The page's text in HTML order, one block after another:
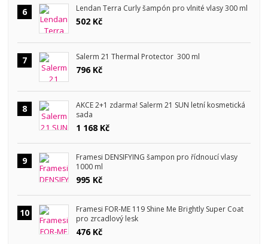
6 Lendan Terra Curly šampón pro vlnité vlasy 300 ml
502 Kč
7 Salerm 21 Thermal Protector 300 ml
796 Kč
8
AKCE 2+1 zdarma! Salerm 21 SUN letní kosmetická
sada
1 168 Kč
9
Framesi DENSIFYING šampon pro řídnoucí vlasy
1000 ml
995 Kč
10
Framesi FOR-ME 119 Shine Me Brightly Super Coat
pro zrcadlový lesk
476 Kč